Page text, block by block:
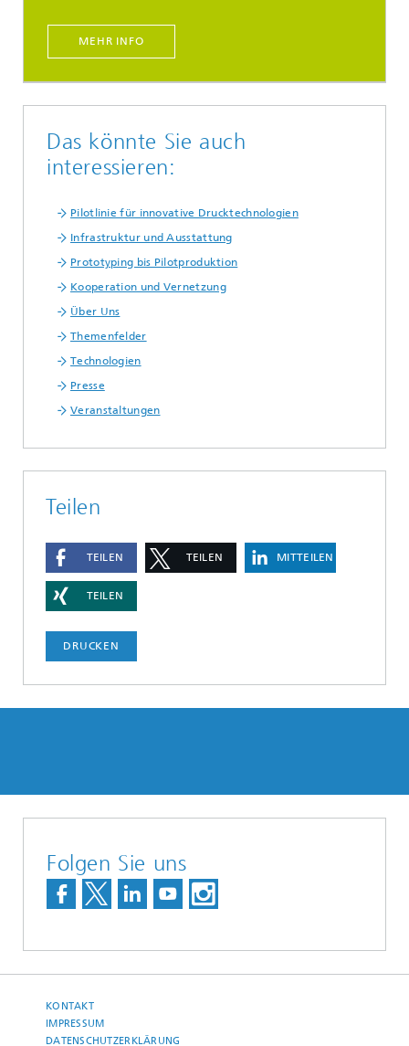
MEHR INFO
Das könnte Sie auch
interessieren:
Pilotlinie für innovative Drucktechnologien
Infrastruktur und Ausstattung
Prototyping bis Pilotproduktion
Kooperation und Vernetzung
Über Uns
Themenfelder
Technologien
Presse
Veranstaltungen
Teilen
TEILEN TEILEN MITTEILEN
TEILEN
DRUCKEN
Folgen Sie uns
KONTAKT
IMPRESSUM
DATENSCHUTZERKLÄRUNG